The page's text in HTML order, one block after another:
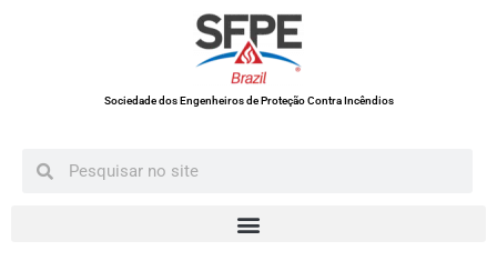
Sociedade dos Engenheiros de Proteção Contra Incêndios